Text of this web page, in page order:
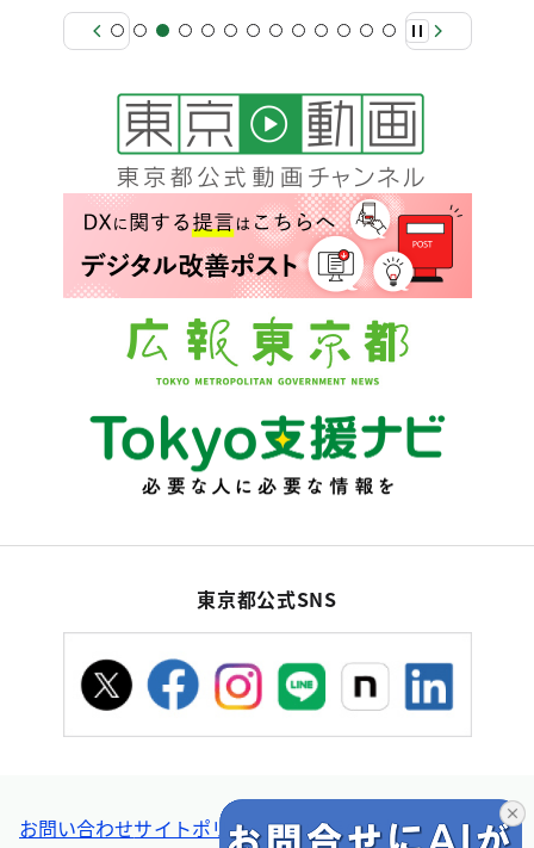
東京都公式SNS
お問い合わせサイトポリシー個人情報の取扱い